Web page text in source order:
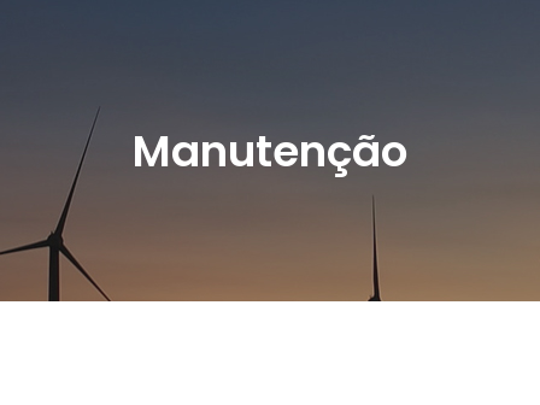
Manutenção